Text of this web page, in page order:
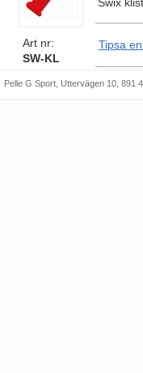
Art nr:
SW-KL
Tipsa
Pelle G Sport, Uttervägen 10, 891